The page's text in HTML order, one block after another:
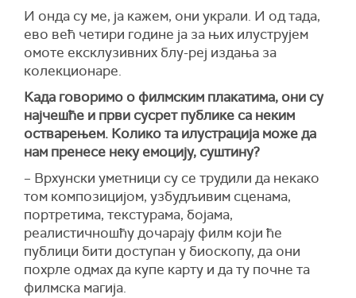
И онда су ме, ја кажем, они украли. И од тада,
ево већ четири године ја за њих илуструјем
омоте ексклузивних блу-реј издања за
колекционаре.
Када говоримо о филмским плакатима, они су
најчешће и први сусрет публике са неким
остварењем. Колико та илустрација може да
нам пренесе неку емоцију, суштину?
– Врхунски уметници су се трудили да некако
том композицијом, узбудљивим сценама,
портретима, текстурама, бојама,
реалистичношћу дочарају филм који ће
публици бити доступан у биоскопу, да они
похрле одмах да купе карту и да ту почне та
филмска магија.